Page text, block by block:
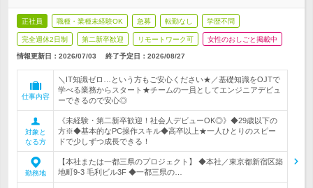
正社員 職種・業種未経験OK 急募 転勤なし 学歴不問
完全週休2日制 第二新卒歓迎 リモートワーク可 女性のおしごと掲載中
情報更新日：2026/07/03 終了予定日： 2026/08/27
仕事内容
＼IT知識ゼロ…という方もご安心ください★／基礎知識をOJTで
学べる業務からスタート★チームの一員としてエンジニアデビュ
ーできるので安心◎
対象と
なる方
《未経験・第二新卒歓迎！社会人デビューOK◎》◆29歳以下の
方※◆基本的なPC操作スキル◆高卒以上★一人ひとりのスピー
ドで少しずつ成長できる！
勤務地
【本社または一都三県のプロジェクト】 ◆本社／東京都新宿区築
地町9-3 毛利ビル3F ◆一都三県の…